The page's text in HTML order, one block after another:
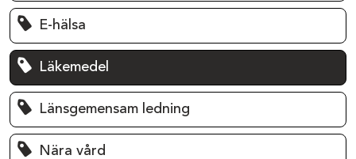
E-hälsa
Läkemedel
Länsgemensam ledning
Nära vård